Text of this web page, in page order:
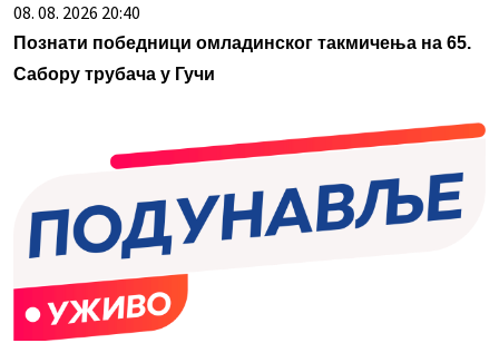
08. 08. 2026 20:40
Познати победници омладинског такмичења на 65.
Сабору трубача у Гучи